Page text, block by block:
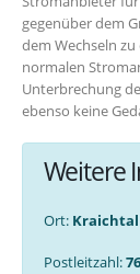
gegenüber dem
dem Wechseln
normalen
Unterbrechung
ebenso keine
Weitere
Ort: Kraichtal
Postleitzahl: